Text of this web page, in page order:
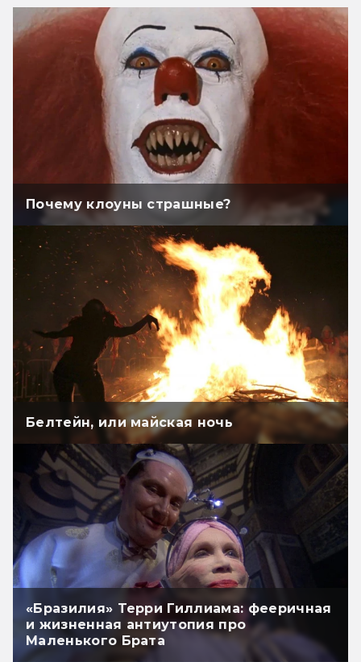
Почему клоуны страшные?
Белтейн, или майская ночь
«Бразилия» Терри Гиллиама: фееричная
и жизненная антиутопия про
Маленького Брата